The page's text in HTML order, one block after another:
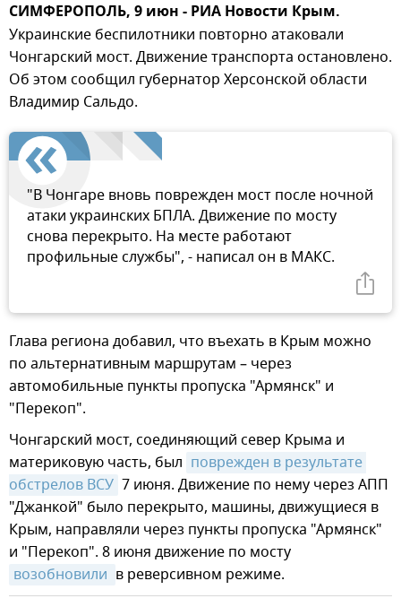
СИМФЕРОПОЛЬ, 9 июн - РИА Новости Крым.
Украинские беспилотники повторно атаковали
Чонгарский мост. Движение транспорта остановлено.
Об этом сообщил губернатор Херсонской области
Владимир Сальдо.
"В Чонгаре вновь поврежден мост после ночной
атаки украинских БПЛА. Движение по мосту
снова перекрыто. На месте работают
профильные службы", - написал он в МАКС.
Глава региона добавил, что въехать в Крым можно
по альтернативным маршрутам – через
автомобильные пункты пропуска "Армянск" и
"Перекоп".
Чонгарский мост, соединяющий север Крыма и
материковую часть, был поврежден в результате
обстрелов ВСУ 7 июня. Движение по нему через АПП
"Джанкой" было перекрыто, машины, движущиеся в
Крым, направляли через пункты пропуска "Армянск"
и "Перекоп". 8 июня движение по мосту
возобновили в реверсивном режиме.